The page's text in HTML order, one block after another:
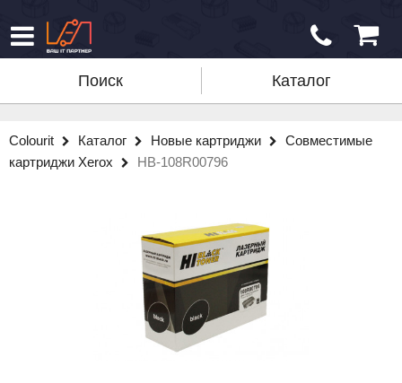
Поиск Каталог
Colourit Каталог Новые картриджи
Совместимые
картриджи Xerox
HB-108R00796